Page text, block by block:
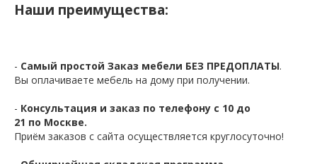
Наши преимущества:
- Самый простой Заказ мебели БЕЗ ПРЕДОПЛАТЫ.
Вы оплачиваете мебель на дому при получении.
- Консультация и заказ по телефону с 10 до
21 по Москве.
Приём заказов с сайта осуществляется круглосуточно!